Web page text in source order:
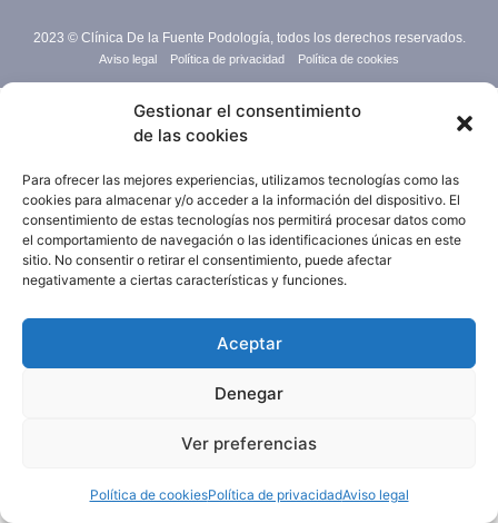
Gestionar el consentimiento
de las cookies
Para ofrecer las mejores experiencias, utilizamos tecnologías como las
cookies para almacenar y/o acceder a la información del dispositivo. El
consentimiento de estas tecnologías nos permitirá procesar datos como
el comportamiento de navegación o las identificaciones únicas en este
sitio. No consentir o retirar el consentimiento, puede afectar
negativamente a ciertas características y funciones.
Aceptar
Denegar
Ver preferencias
Política de cookiesPolítica de privacidadAviso legal
2023 © Clínica De la Fuente Podología, todos los derechos reservados.
Aviso legal Política de privacidad Política de cookies